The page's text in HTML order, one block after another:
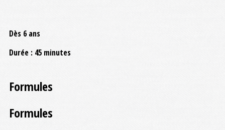
Dès 6 ans
Durée : 45 minutes
Formules
Formules